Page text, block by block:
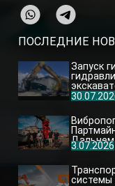
ПОСЛЕДНИЕ
Запуск
области
3.07.2026
системы